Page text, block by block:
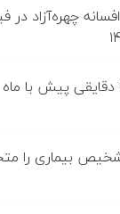
چهره‌آزاد در
بیماری را